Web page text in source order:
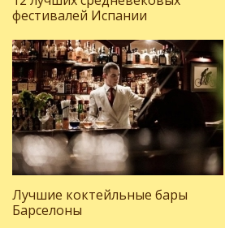
фестивалей Испании
Лучшие коктейльные бары
Барселоны